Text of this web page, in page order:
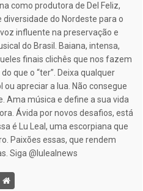
como produtora de Del Feliz,
do Nordeste para o
influente na preservação e
do Brasil. Baiana, intensa,
finais clichês que nos fazem
que o “ter”. Deixa qualquer
apreciar a lua. Não consegue
Ama música e define a sua vida
Ávida por novos desafios, está
é Lu Leal, uma escorpiana que
Paixões essas, que rendem
Siga @lulealnews